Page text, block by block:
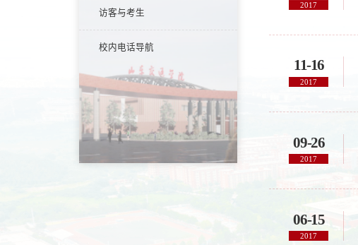
访客与考生
校内电话导航
2017
11-16
2017
09-26
2017
06-15
2017